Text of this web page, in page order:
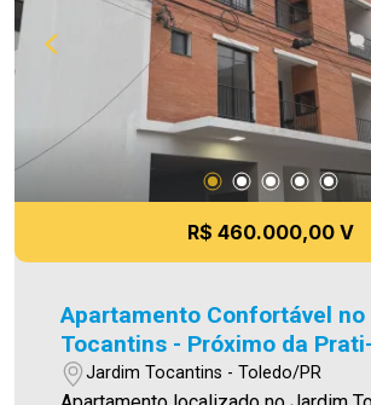
R$ 460.000,00 V
Apartamento Confortável
Tocantins - Próximo da Prati-
Donaduzzi
Jardim Tocantins - Toledo/PR